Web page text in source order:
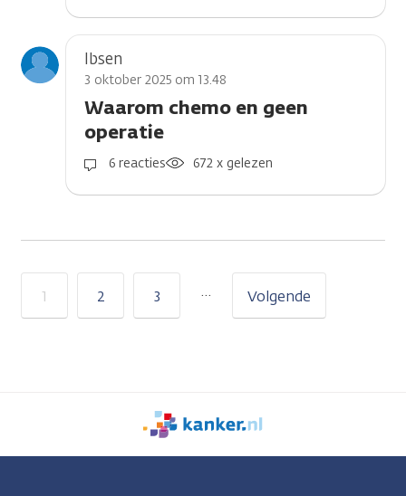
Ibsen
3 oktober 2025 om 13.48
Waarom chemo en geen
operatie
6 reacties 672 x gelezen
1 2 3 … Volgende
We
zijn